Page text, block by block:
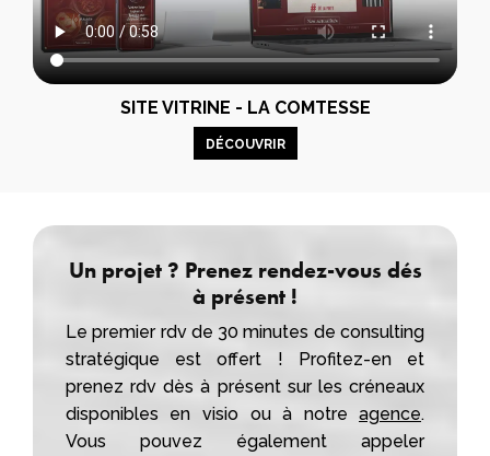
SITE VITRINE - LA COMTESSE
DÉCOUVRIR
Un projet ? Prenez rendez-vous dés
à présent !
Le premier rdv de 30 minutes de consulting
stratégique est offert ! Profitez-en et
prenez rdv dès à présent sur les créneaux
disponibles en visio ou à notreagence.
Vous pouvez également appeler